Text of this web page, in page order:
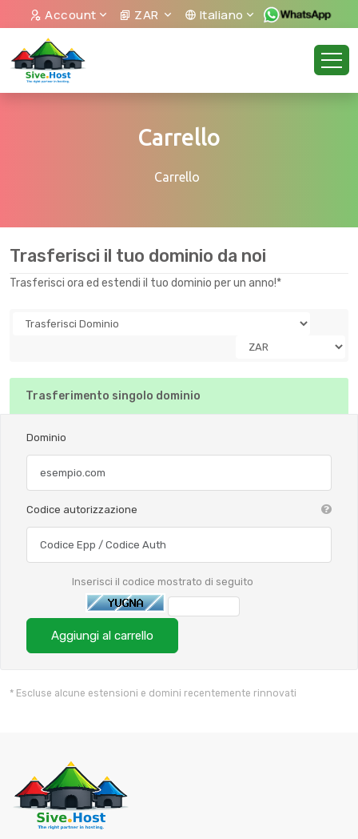
Account ZAR Italiano
Carrello
Carrello
Trasferisci il tuo dominio da noi
Trasferisci ora ed estendi il tuo dominio per un anno!*
Trasferimento singolo dominio
Dominio
Codice autorizzazione
Inserisci il codice mostrato di seguito
Aggiungi al carrello
* Escluse alcune estensioni e domini recentemente rinnovati